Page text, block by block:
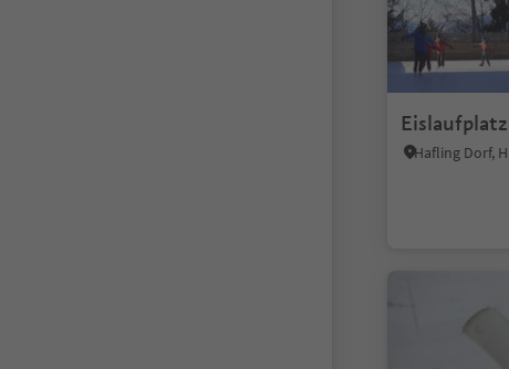
Hafling Dorf,